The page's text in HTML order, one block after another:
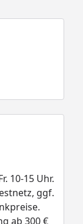
10-15 Uhr.
ggf.
ab 300 €